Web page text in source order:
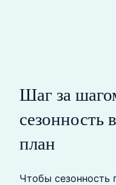
Шаг за
сезонность
план
Чтобы сезонность